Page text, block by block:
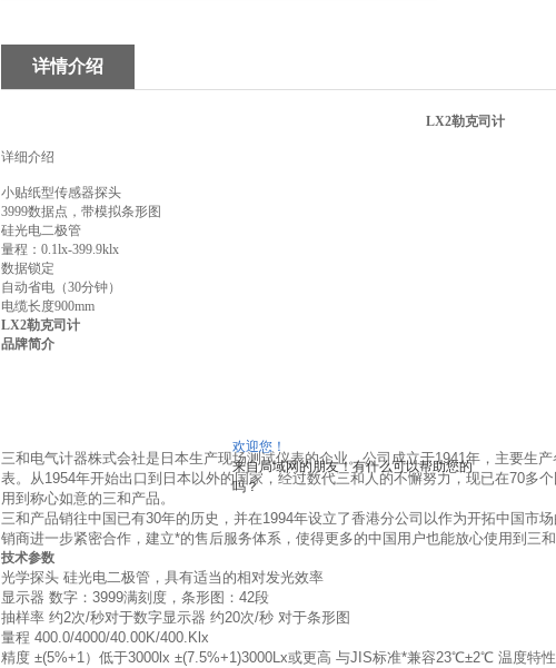
欢迎您！
来自局域网的朋友！有什么可以帮助您的
吗？
详情介绍
LX2勒克司计
详细介绍
小贴纸型传感器探头
3999数据点，带模拟条形图
硅光电二极管
量程：0.1lx-399.9klx
数据锁定
自动省电（30分钟）
电缆长度900mm
LX2勒克司计
品牌简介
三和电气计器株式会社是日本生产现场测试仪表的企业。公司成立于1941年，主要生
表。从1954年开始出口到日本以外的国家，经过数代三和人的不懈努力，现已在70多
用到称心如意的三和产品。
三和产品销往中国已有30年的历史，并在1994年设立了香港分公司以作为开拓中国市
销商进一步紧密合作，建立*的售后服务体系，使得更多的中国用户也能放心使用到三和
技术参数
光学探头 硅光电二极管，具有适当的相对发光效率
显示器 数字：3999满刻度，条形图：42段
抽样率 约2次/秒对于数字显示器 约20次/秒 对于条形图
量程 400.0/4000/40.00K/400.Klx
精度 ±(5%+1）低于3000lx ±(7.5%+1)3000Lx或更高 与JIS标准*兼容23℃±2℃ 温度特